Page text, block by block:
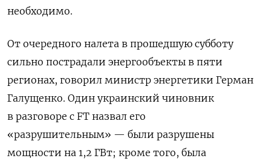
необходимо.
От очередного налета в прошедшую субботу
сильно пострадали энергообъекты в пяти
регионах, говорил министр энергетики Герман
Галущенко. Один украинский чиновник
в разговоре с FT назвал его
«разрушительным» — были разрушены
мощности на 1,2 ГВт; кроме того, была